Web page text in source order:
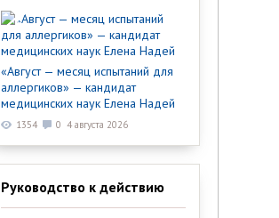
«Август — месяц испытаний для
аллергиков» — кандидат
медицинских наук Елена Надей
1354 0 4 августа 2026
Руководство к действию